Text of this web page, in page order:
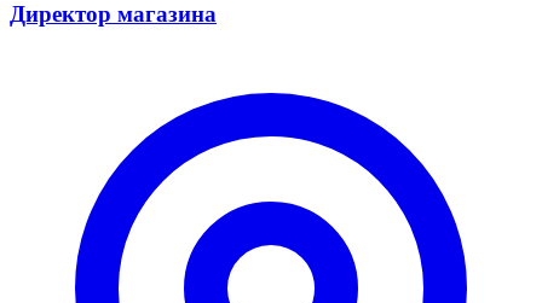
Директор магазина